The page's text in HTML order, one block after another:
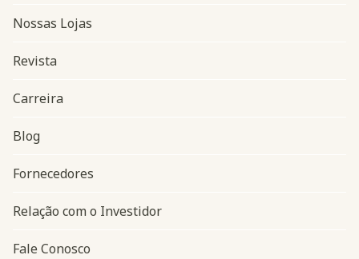
Navegação do rodapé
Nossas Lojas
Revista
Carreira
Blog
Fornecedores
Relação com o Investidor
Fale Conosco